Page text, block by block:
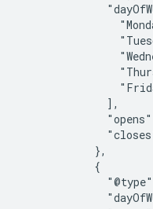
              ],
            },
            {